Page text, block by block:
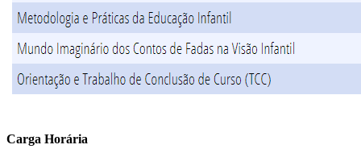
Carga Horária